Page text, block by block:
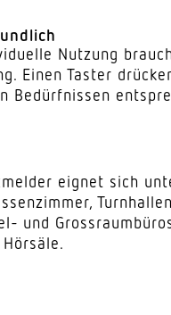
Nutzung
Einen Taster
Bedürf­nissen
eignet sich
und